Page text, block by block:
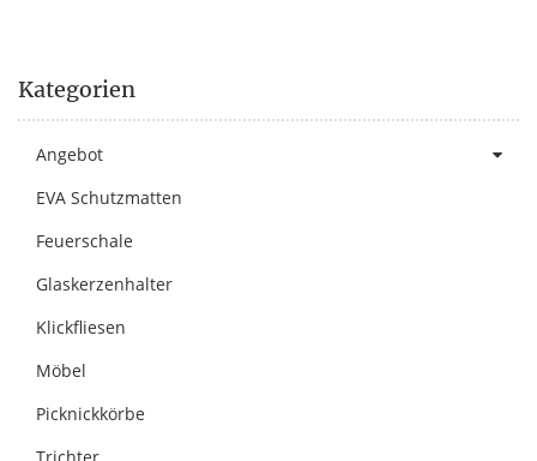
Kategorien
Angebot
EVA Schutzmatten
Feuerschale
Glaskerzenhalter
Klickfliesen
Möbel
Picknickkörbe